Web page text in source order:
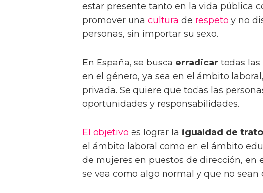
estar presente tanto en la vida pública
promover una cultura de respeto y no
personas, sin importar su sexo.
En España, se busca erradicar todas
en el género, ya sea en el ámbito
privada. Se quiere que todas las
oportunidades y responsabilidades.
El objetivo es lograr la igualdad de trato
el ámbito laboral como en el ámbito
de mujeres en puestos de dirección,
se vea como algo normal y que no sean